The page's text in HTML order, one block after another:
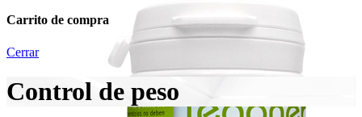
Carrito de compra
Cerrar
Control de peso